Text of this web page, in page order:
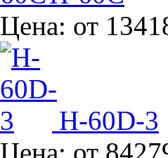
Цена: от
H-60D-3
Цена: от